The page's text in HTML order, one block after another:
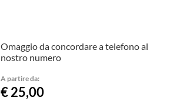
Omaggio da concordare a telefono al
nostro numero
A partire da:
€ 25,00